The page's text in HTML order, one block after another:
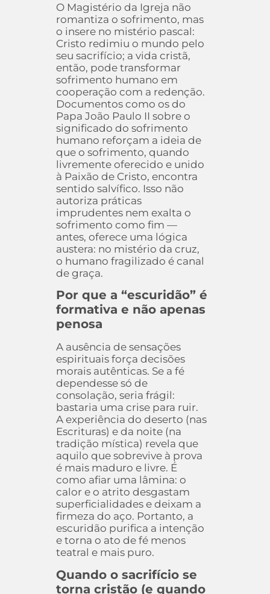
O Magistério da Igreja não
romantiza o sofrimento, mas
o insere no mistério pascal:
Cristo redimiu o mundo pelo
seu sacrifício; a vida cristã,
então, pode transformar
sofrimento humano em
cooperação com a redenção.
Documentos como os do
Papa João Paulo II sobre o
significado do sofrimento
humano reforçam a ideia de
que o sofrimento, quando
livremente oferecido e unido
à Paixão de Cristo, encontra
sentido salvífico. Isso não
autoriza práticas
imprudentes nem exalta o
sofrimento como fim —
antes, oferece uma lógica
austera: no mistério da cruz,
o humano fragilizado é canal
de graça.
Por que a “escuridão” é
formativa e não apenas
penosa
A ausência de sensações
espirituais força decisões
morais autênticas. Se a fé
dependesse só de
consolação, seria frágil:
bastaria uma crise para ruir.
A experiência do deserto (nas
Escrituras) e da noite (na
tradição mística) revela que
aquilo que sobrevive à prova
é mais maduro e livre. É
como afiar uma lâmina: o
calor e o atrito desgastam
superficialidades e deixam a
firmeza do aço. Portanto, a
escuridão purifica a intenção
e torna o ato de fé menos
teatral e mais puro.
Quando o sacrifício se
torna cristão (e quando